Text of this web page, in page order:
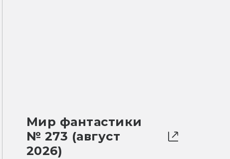
Мир фантастики
№ 273 (август
2026)